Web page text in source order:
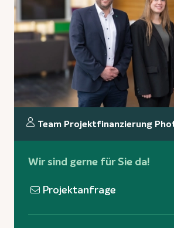
Team Projektfinanzierung
Wir sind gerne für Sie da!
Projektanfrage